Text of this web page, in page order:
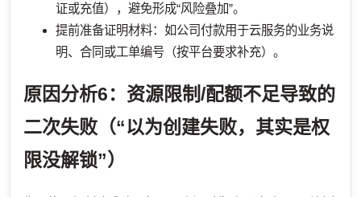
证或充值），避免形成“风险叠加”。
提前准备证明材料：如公司付款用于云服务的业务说
明、合同或工单编号（按平台要求补充）。
原因分析6：资源限制/配额不足导致的
二次失败（“以为创建失败，其实是权
限没解锁”）